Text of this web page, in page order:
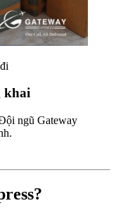
khai
ngũ Gateway